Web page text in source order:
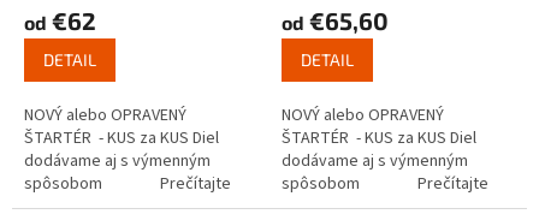
od €62
DETAIL
NOVÝ alebo OPRAVENÝ
ŠTARTÉR - KUS za KUS Diel
dodávame aj s výmenným
spôsobom Prečítajte
si ako funguje...
od €65,60
DETAIL
NOVÝ alebo OPRAVENÝ
ŠTARTÉR - KUS za KUS Diel
dodávame aj s výmenným
spôsobom Prečítajte
si ako funguje...